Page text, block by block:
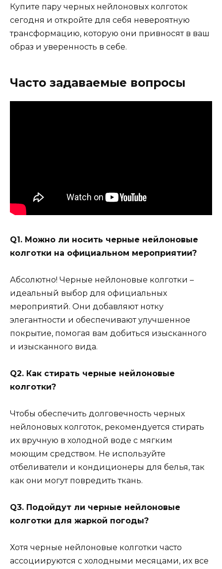
Купите пару черных нейлоновых колготок
сегодня и откройте для себя невероятную
трансформацию, которую они привносят в ваш
образ и уверенность в себе.
Часто задаваемые вопросы
Q1. Можно ли носить черные нейлоновые
колготки на официальном мероприятии?
Абсолютно! Черные нейлоновые колготки –
идеальный выбор для официальных
мероприятий. Они добавляют нотку
элегантности и обеспечивают улучшенное
покрытие, помогая вам добиться изысканного
и изысканного вида.
Q2. Как стирать черные нейлоновые
колготки?
Чтобы обеспечить долговечность черных
нейлоновых колготок, рекомендуется стирать
их вручную в холодной воде с мягким
моющим средством. Не используйте
отбеливатели и кондиционеры для белья, так
как они могут повредить ткань.
Q3. Подойдут ли черные нейлоновые
колготки для жаркой погоды?
Хотя черные нейлоновые колготки часто
ассоциируются с холодными месяцами, их все